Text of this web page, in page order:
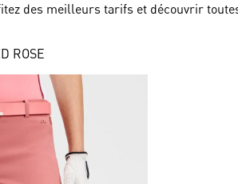
des meilleurs tarifs et découvrir
ROSE